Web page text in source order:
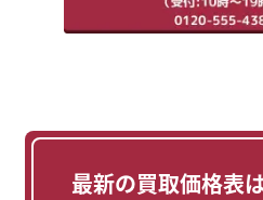
最新の買取価格表